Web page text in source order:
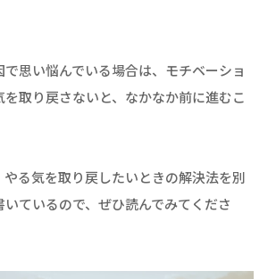
思い悩んでいる場合は、モチベーショ
を取り戻さないと、なかなか前に進むこ
る気を取り戻したいときの解決法を別
ているので、ぜひ読んでみてくださ